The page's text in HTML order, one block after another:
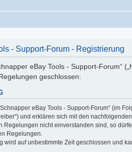
- Support-Forum - Registrierung
eBay Tools - Support-Forum“
geschlossen:
eBay Tools - Support-Forum“ (im
und erklären sich mit den
Regelungen nicht einverstanden sind, so
Regelungen.
wird auf unbestimmte Zeit geschlossen und